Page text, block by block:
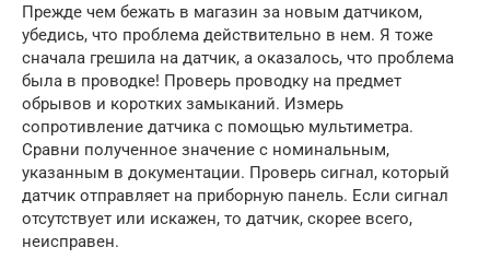
Прежде чем бежать в магазин за новым датчиком,
убедись, что проблема действительно в нем. Я тоже
сначала грешила на датчик, а оказалось, что проблема
была в проводке! Проверь проводку на предмет
обрывов и коротких замыканий. Измерь
сопротивление датчика с помощью мультиметра.
Сравни полученное значение с номинальным,
указанным в документации. Проверь сигнал, который
датчик отправляет на приборную панель. Если сигнал
отсутствует или искажен, то датчик, скорее всего,
неисправен.